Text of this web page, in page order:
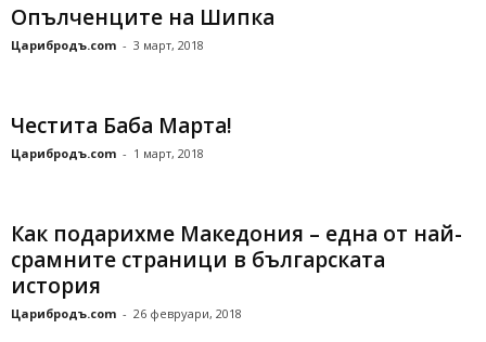
Опълченците на Шипка
Царибродъ.com - 3 март, 2018
Честита Баба Марта!
Царибродъ.com - 1 март, 2018
Как подарихме Македония – една от най-
срамните страници в българската
история
Царибродъ.com - 26 февруари, 2018